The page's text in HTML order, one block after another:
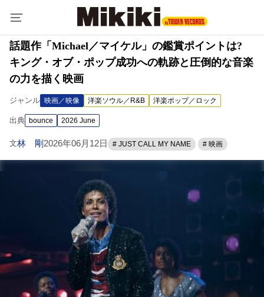
話題作「Michael／マイケル」の鑑賞ポイントは?
キング・オブ・ポップ成功への軌跡と圧倒的な音楽
の力を描く映画
ジャンル 映画／映像 洋楽ソウル／R&B 洋楽ポップ／ロック
出典 bounce 2026 June
文林 剛 2026年06月12日 # JUST CALL MY NAME # 映画